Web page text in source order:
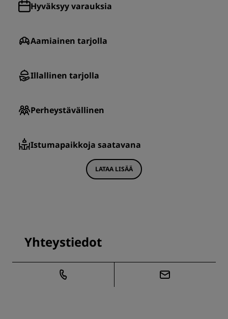
Hyväksyy varauksia
Aamiainen tarjolla
Illallinen tarjolla
Perheystävällinen
Istumapaikkoja saatavana
LATAA LISÄÄ
Yhteystiedot